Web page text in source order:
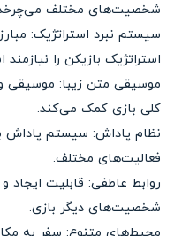
شخصیت‌های مختلف
سیستم نبرد استراتژیک:
استراتژیک بازیکن را
موسیقی متن زیبا: موسیقی
کلی بازی کمک می‌کند.
نظام پاداش: سیستم پاداش
فعالیت‌های مختلف.
روابط عاطفی: قابلیت ایجاد
شخصیت‌های دیگر بازی.